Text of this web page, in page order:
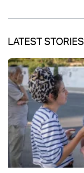
LATEST STORIES